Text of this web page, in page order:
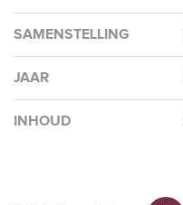
SAMENSTELLING
JAAR
INHOUD